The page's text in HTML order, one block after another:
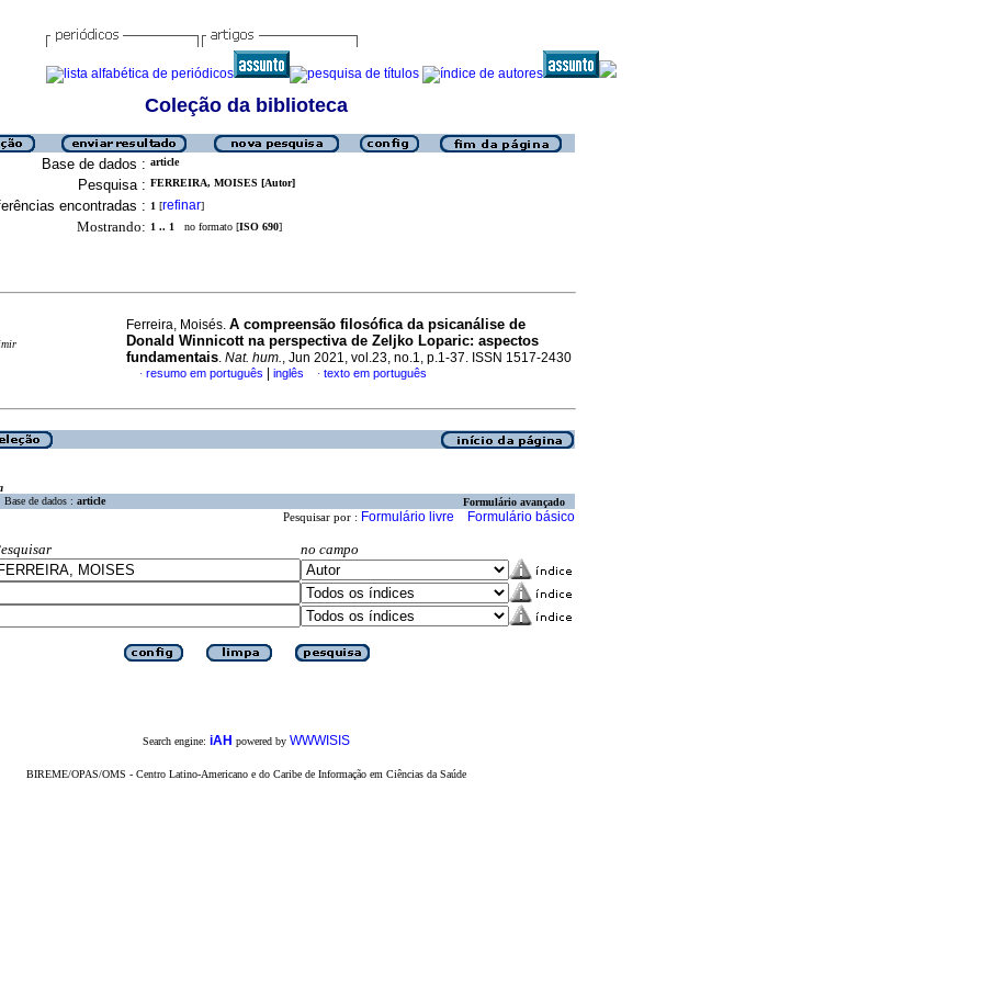
Coleção da biblioteca
Base de dados : article
Pesquisa : FERREIRA, MOISES [Autor]
encontradas : 1 [refinar]
Mostrando: 1 .. 1 no formato [ISO 690]
Ferreira, Moisés. A compreensão filosófica da psicanálise de
Donald Winnicott na perspectiva de Zeljko Loparic: aspectos
fundamentais. Nat. hum., Jun 2021, vol.23, no.1, p.1-37. ISSN 1517-2430
· resumo em português inglês · texto em português
Base de dados : article Formulário avançado
Pesquisar por : Formulário livre Formulário básico
no campo
Search engine: iAH powered by WWWISIS
BIREME/OPAS/OMS - Centro Latino-Americano e do Caribe de Informação em Ciências da Saúde